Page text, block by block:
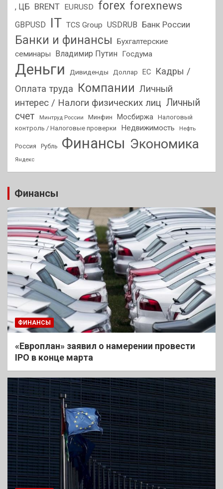
, ЦБ BRENT EURUSD forex forexnews
GBPUSD IT TCS Group USDRUB Банк России
Банки и финансы
Бухгалтерские
семинары
Владимир Путин Госдума
Деньги Дивиденды Доллар ЕС
Кадры /
Оплата труда Компании Личный
интерес / Налоги физических лиц Личный
счет
Минтруд России Минфин Мосбиржа Налоговый
контроль / Налоговые проверки
Недвижимость Нефть
Россия Рубль Финансы Экономика
Яндекс
Финансы
ФИНАНСЫ
«Европлан» заявил о намерении провести
IPO в конце марта